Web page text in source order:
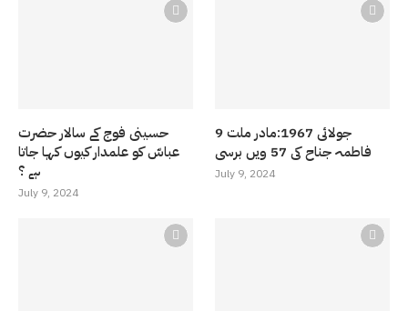
حسینی فوج کے سالار حضرت
عباسّ کو علمدار کیوں کہا جاتا
ہے ؟
July 9, 2024
9 جولائی 1967:مادر ملت
فاطمہ جناح کی 57 ویں برسی
July 9, 2024